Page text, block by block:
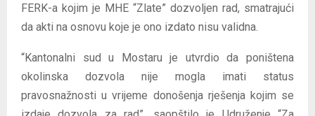
FERK-a kojim je MHE “Zlate” dozvoljen rad, smatrajući
da akti na osnovu koje je ono izdato nisu validna.
“Kantonalni sud u Mostaru je utvrdio da poništena
okolinska dozvola nije mogla imati status
pravosnažnosti u vrijeme donošenja rješenja kojim se